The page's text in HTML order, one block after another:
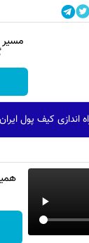
اندازی کیف پول ایران